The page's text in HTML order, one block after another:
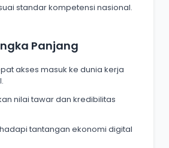
standar kompetensi nasional.
Panjang
akses masuk ke dunia kerja
nilai tawar dan kredibilitas
tantangan ekonomi digital